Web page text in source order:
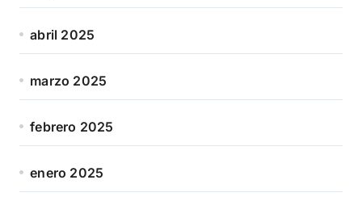
abril 2025
marzo 2025
febrero 2025
enero 2025